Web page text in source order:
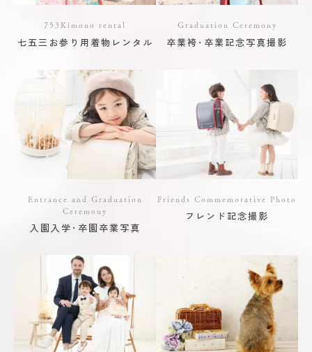
753Kimono rental
七五三お参り用着物レンタル
Graduation Ceremony
卒業袴･卒業記念写真撮影
Entrance and Graduation
Ceremony
入園入学･卒園卒業写真
Friends Commemorative Photo
フレンド記念撮影